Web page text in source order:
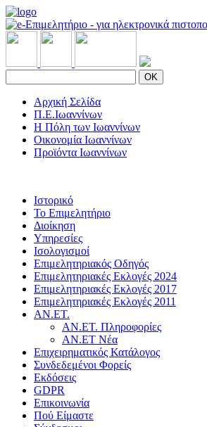
OK
Αρχική Σελίδα
Π.Ε.Ιωαννίνων
Η Πόλη των Ιωαννίνων
Οικονομία Ιωαννίνων
Προϊόντα Ιωαννίνων
Ιστορικό
Το Επιμελητήριο
Διοίκηση
Υπηρεσίες
Ισολογισμοί
Επιμελητηριακός Οδηγός
Επιμελητηριακές Εκλογές 2024
Επιμελητηριακές Εκλογές 2017
Επιμελητηριακές Εκλογές 2011
ΑΝ.ΕΤ.
ΑΝ.ΕΤ. Πληροφορίες
ΑΝ.ΕΤ Νέα
Επιχειρηματικός Κατάλογος
Συνδεδεμένοι Φορείς
Εκδόσεις
GDPR
Επικοινωνία
Πού Είμαστε